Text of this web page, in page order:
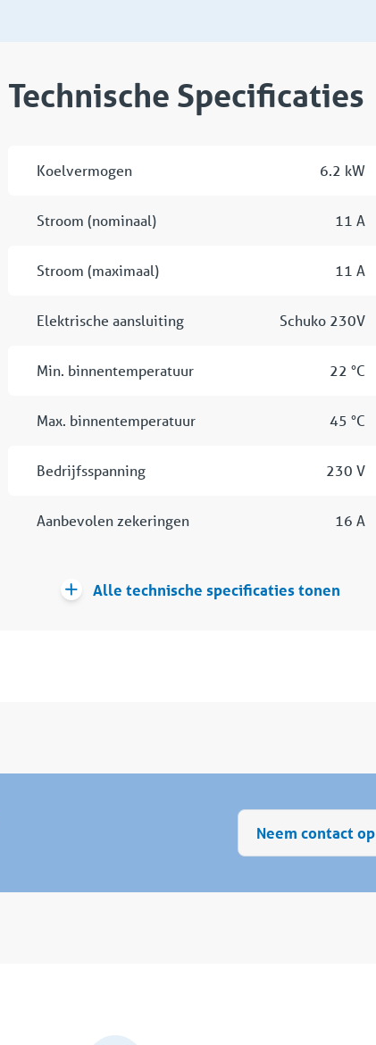
Technische Specificaties
Koelvermogen 6.2 kW
Stroom (nominaal) 11 A
Stroom (maximaal) 11 A
Elektrische aansluiting Schuko 230V
Min. binnentemperatuur 22 °C
Max. binnentemperatuur 45 °C
Bedrijfsspanning 230 V
Aanbevolen zekeringen 16 A
Alle technische specificaties tonen
Neem contact op